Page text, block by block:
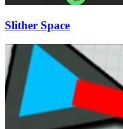
Slither Space